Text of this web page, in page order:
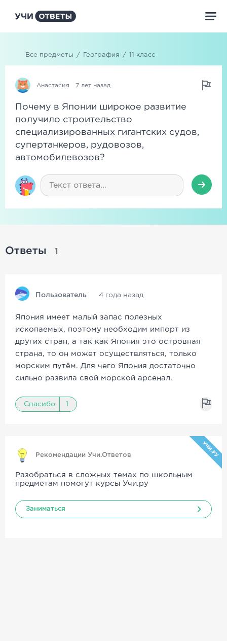
Все предметы / География / 11 класс
Анастасия 7 лет назад
Почему в Японии широкое развитие
получило строительство
специализированных гигантских судов,
супертанкеров, рудовозов,
автомобилевозов?
Ответы 1
Пользователь 4 года назад
Япония имеет малый запас полезных
ископаемых, поэтому необходим импорт из
других стран, а так как Япония это островная
страна, то он может осуществляться, только
морским путём. Для чего Япония достаточно
сильно развила свой морской арсенал.
Спасибо 1
Рекомендации Учи.Ответов УЧИ.РУ
Разобраться в сложных темах по школьным
предметам помогут курсы Учи.ру
Заниматься